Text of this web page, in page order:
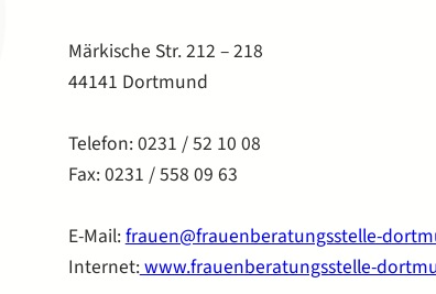
Märkische Str. 212 – 218
44141 Dortmund
Telefon: 0231 / 52 10 08
Fax: 0231 / 558 09 63
E-Mail:frauen@frauenberatungsstelle-
Internet:www.frauenberatungsstelle-